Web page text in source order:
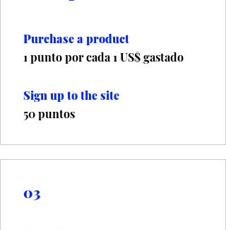
Purchase a product
1 punto por cada 1 US$ gastado
Sign up to the site
50 puntos
03